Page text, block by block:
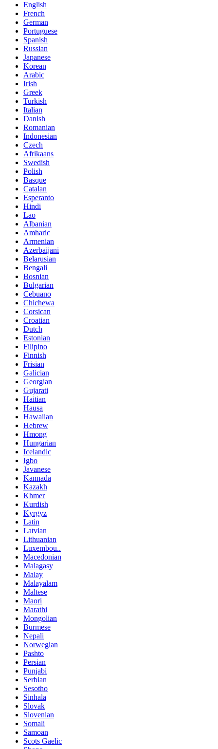
English
French
German
Portuguese
Spanish
Russian
Japanese
Korean
Arabic
Irish
Greek
Turkish
Italian
Danish
Romanian
Indonesian
Czech
Afrikaans
Swedish
Polish
Basque
Catalan
Esperanto
Hindi
Lao
Albanian
Amharic
Armenian
Azerbaijani
Belarusian
Bengali
Bosnian
Bulgarian
Cebuano
Chichewa
Corsican
Croatian
Dutch
Estonian
Filipino
Finnish
Frisian
Galician
Georgian
Gujarati
Haitian
Hausa
Hawaiian
Hebrew
Hmong
Hungarian
Icelandic
Igbo
Javanese
Kannada
Kazakh
Khmer
Kurdish
Kyrgyz
Latin
Latvian
Lithuanian
Luxembou..
Macedonian
Malagasy
Malay
Malayalam
Maltese
Maori
Marathi
Mongolian
Burmese
Nepali
Norwegian
Pashto
Persian
Punjabi
Serbian
Sesotho
Sinhala
Slovak
Slovenian
Somali
Samoan
Scots Gaelic